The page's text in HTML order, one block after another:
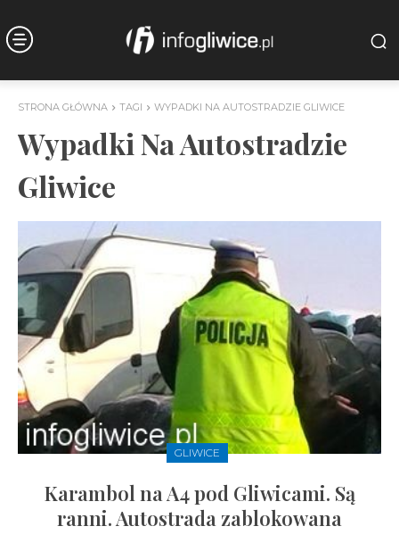
STRONA GŁÓWNA TAGI WYPADKI NA AUTOSTRADZIE GLIWICE
Wypadki Na Autostradzie
Gliwice
GLIWICE
Karambol na A4 pod Gliwicami. Są
ranni. Autostrada zablokowana